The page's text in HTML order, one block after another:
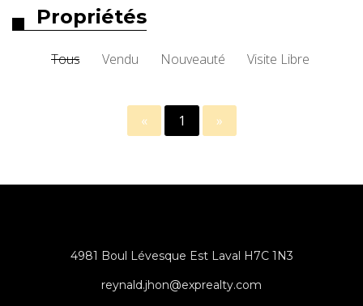
Propriétés
Tous Vendu Nouveauté Visite Libre
« 1 »
4981 Boul Lévesque Est Laval H7C 1N3
reynald.jhon@exprealty.com